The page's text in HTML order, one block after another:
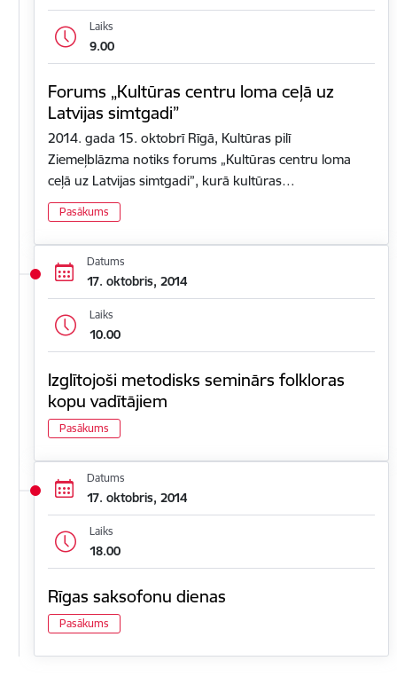
Laiks
9.00
Forums „Kultūras centru loma ceļā uz
Latvijas simtgadi”
2014. gada 15. oktobrī Rīgā, Kultūras pilī
Ziemeļblāzma notiks forums „Kultūras centru loma
ceļā uz Latvijas simtgadi”, kurā kultūras…
Pasākums
Datums
17. oktobris, 2014
Laiks
10.00
Izglītojoši metodisks seminārs folkloras
kopu vadītājiem
Pasākums
Datums
17. oktobris, 2014
Laiks
18.00
Rīgas saksofonu dienas
Pasākums